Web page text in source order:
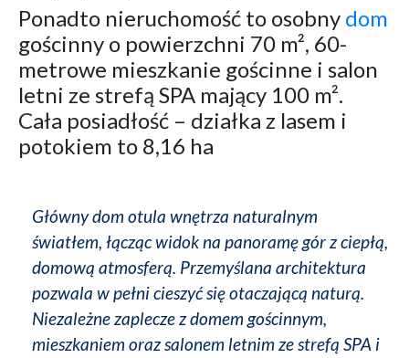
Ponadto nieruchomość to osobny dom
gościnny o powierzchni 70 m², 60-
metrowe mieszkanie gościnne i salon
letni ze strefą SPA mający 100 m².
Cała posiadłość – działka z lasem i
potokiem to 8,16 ha
Główny dom otula wnętrza naturalnym
światłem, łącząc widok na panoramę gór z ciepłą,
domową atmosferą. Przemyślana architektura
pozwala w pełni cieszyć się otaczającą naturą.
Niezależne zaplecze z domem gościnnym,
mieszkaniem oraz salonem letnim ze strefą SPA i